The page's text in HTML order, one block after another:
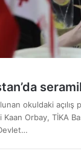
okuldaki açılış
Orbay, TİKA